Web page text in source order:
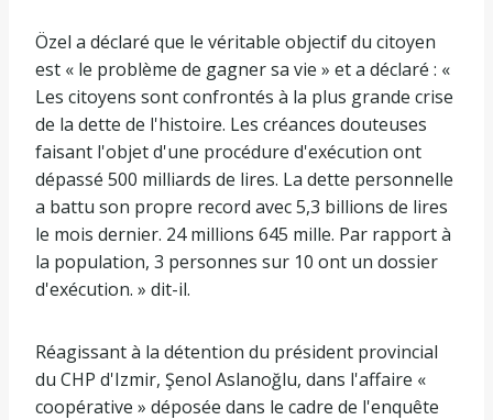
Özel a déclaré que le véritable objectif du citoyen
est « le problème de gagner sa vie » et a déclaré : «
Les citoyens sont confrontés à la plus grande crise
de la dette de l'histoire. Les créances douteuses
faisant l'objet d'une procédure d'exécution ont
dépassé 500 milliards de lires. La dette personnelle
a battu son propre record avec 5,3 billions de lires
le mois dernier. 24 millions 645 mille. Par rapport à
la population, 3 personnes sur 10 ont un dossier
d'exécution. » dit-il.
Réagissant à la détention du président provincial
du CHP d'Izmir, Şenol Aslanoğlu, dans l'affaire «
coopérative » déposée dans le cadre de l'enquête